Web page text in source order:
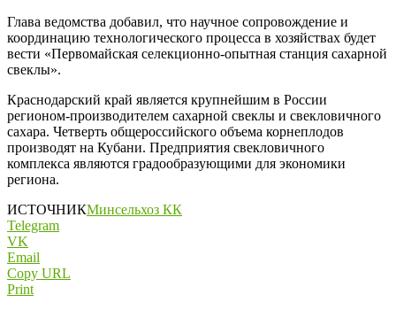
Глава ведомства добавил, что научное сопровождение и
координацию технологического процесса в хозяйствах будет
вести «Первомайская селекционно-опытная станция сахарной
свеклы».
Краснодарский край является крупнейшим в России
регионом-производителем сахарной свеклы и свекловичного
сахара. Четверть общероссийского объема корнеплодов
производят на Кубани. Предприятия свекловичного
комплекса являются градообразующими для экономики
региона.
ИСТОЧНИКМинсельхоз КК
Telegram
VK
Email
Copy URL
Print